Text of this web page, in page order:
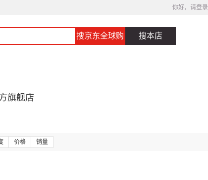
你好，请登录
搜京东全球购 搜本店
旗舰店
价格 销量